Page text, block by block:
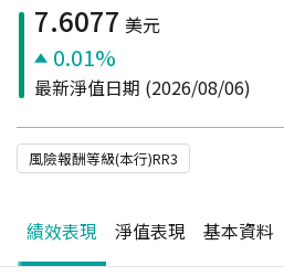
7.6077 美元
0.01%
最新淨值日期 (2026/08/06)
風險報酬等級(本行)RR3
績效表現 淨值表現 基本資料